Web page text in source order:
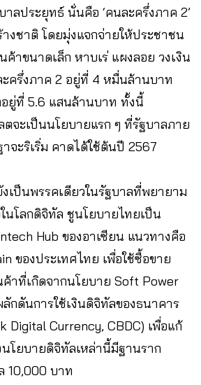
ลประยุทธ์ นั่นคือ ‘คนละครึ่งภาค 2’
งชาติ โดยมุ่งแจกจ่ายให้ประชาชน
าขนาดเล็ก หาบเร่ แผงลอย วงเงิน
ครึ่งภาค 2 อยู่ที่ 4 หมื่นล้านบาท
ยู่ที่ 5.6 แสนล้านบาท ทั้งนี้
จะเป็นนโยบายแรก ๆ ที่รัฐบาลภาย
จะริเริ่ม คาดได้ใช้ต้นปี 2567
เป็นพรรคเดียวในรัฐบาลที่พยายาม
นโลกดิจิทัล ชูนโยบายไทยเป็น
Hub ของอาเซียน แนวทางคือ
ของประเทศไทย เพื่อใช้ซื้อขาย
าที่เกิดจากนโยบาย Soft Power
กดันการใช้เงินดิจิทัลของธนาคาร
Digital Currency, CBDC) เพื่อแก้
โยบายดิจิทัลเหล่านี้มีฐานราก
10,000 บาท